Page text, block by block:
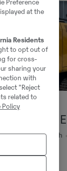
CAT 312
2014•10950 h
39.000€
Preference
at the
Residents
to opt out of
for cross-
sharing your
with
"Reject
related to
Policy